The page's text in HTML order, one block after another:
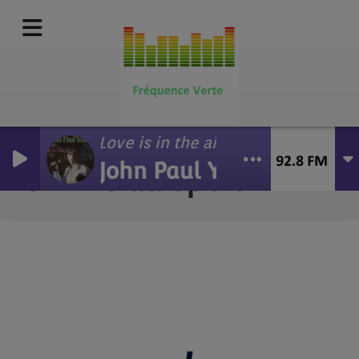
Love is in the air
John Paul Young
8 L'Avis du Sport